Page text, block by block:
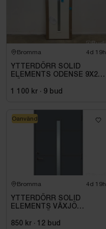
Bromma 4d 19h
YTTERDÖRR SOLID
ELEMENTS ODENSE 9X20
1 100 kr · 9 bud
Bromma 4d 19h
YTTERDÖRR SOLID
ELEMENTS VÄXJÖ
850 kr · 12 bud
Oanvänd